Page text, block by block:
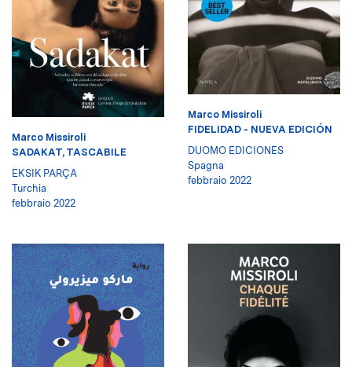
Marco Missiroli
SADAKAT, TASCABILE
EKSIK PARÇA
Turchia
febbraio 2022
Marco Missiroli
FIDELIDAD - NUEVA EDICIÓN
DUOMO EDICIONES
Spagna
febbraio 2022